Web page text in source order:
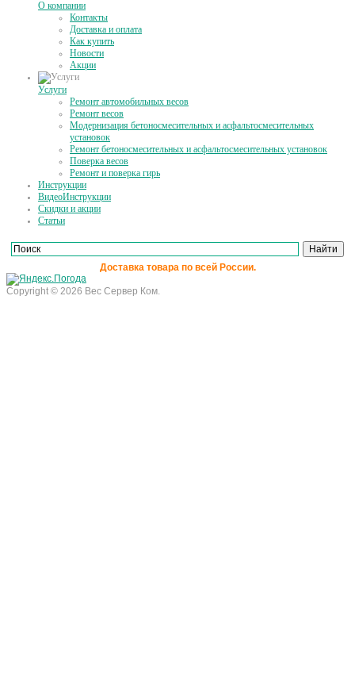
О компании
Контакты
Доставка и оплата
Как купить
Новости
Акции
Услуги
Ремонт автомобильных весов
Ремонт весов
Модернизация бетоносмесительных и асфальтосмесительных
установок
Ремонт бетоносмесительных и асфальтосмесительных установок
Поверка весов
Ремонт и поверка гирь
Инструкции
ВидеоИнструкции
Скидки и акции
Статьи
Доставка товара по всей России.
Copyright © 2026 Вес Сервер Ком.